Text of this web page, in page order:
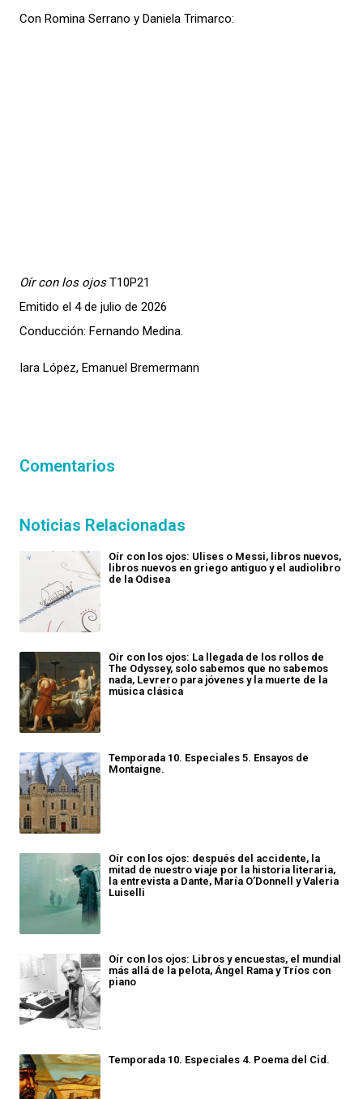
Con Romina Serrano y Daniela Trimarco:
Oír con los ojosT10P21
Emitido el 4 de julio de 2026
Conducción: Fernando Medina.
Iara López, Emanuel Bremermann
Comentarios
Noticias Relacionadas
Oír con los ojos: Ulises o Messi, libros nuevos,
libros nuevos en griego antiguo y el audiolibro
de la Odisea
Oír con los ojos: La llegada de los rollos de
The Odyssey, solo sabemos que no sabemos
nada, Levrero para jóvenes y la muerte de la
música clásica
Temporada 10. Especiales 5. Ensayos de
Montaigne.
Oír con los ojos: después del accidente, la
mitad de nuestro viaje por la historia literaria,
la entrevista a Dante, María O’Donnell y Valeria
Luiselli
Oír con los ojos: Libros y encuestas, el mundial
más allá de la pelota, Ángel Rama y Tríos con
piano
Temporada 10. Especiales 4. Poema del Cid.